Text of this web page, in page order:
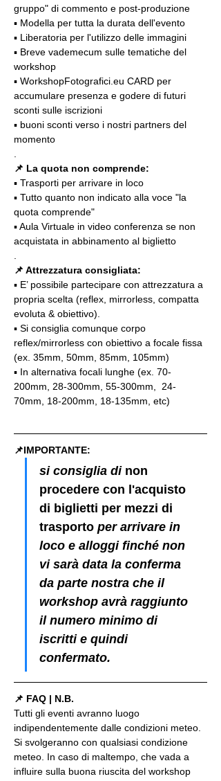
gruppo" di commento e post-produzione
▪️ Modella per tutta la durata dell'evento
▪️ Liberatoria per l'utilizzo delle immagini
▪️ Breve vademecum sulle tematiche del
workshop
▪️ WorkshopFotografici.eu CARD per
accumulare presenza e godere di futuri
sconti sulle iscrizioni
▪️ buoni sconti verso i nostri partners del
momento
📌 La quota non comprende:
▪️ Trasporti per arrivare in loco
▪️ Tutto quanto non indicato alla voce "la
quota comprende"
▪️ Aula Virtuale in video conferenza se non
acquistata in abbinamento al biglietto
📌 Attrezzatura consigliata:
▪️ E’ possibile partecipare con attrezzatura a
propria scelta (reflex, mirrorless, compatta
evoluta & obiettivo).
▪️ Si consiglia comunque corpo
reflex/mirrorless con obiettivo a focale fissa
(ex. 35mm, 50mm, 85mm, 105mm)
▪️ In alternativa focali lunghe (ex. 70-
200mm, 28-300mm, 55-300mm,  24-
70mm, 18-200mm, 18-135mm, etc)
📌IMPORTANTE:
si consiglia di non
procedere con l'acquisto
di biglietti per mezzi di
trasporto per arrivare in
loco e alloggi finché non
vi sarà data la conferma
da parte nostra che il
workshop avrà raggiunto
il numero minimo di
iscritti e quindi
confermato.
📌 FAQ | N.B.
Tutti gli eventi avranno luogo
indipendentemente dalle condizioni meteo.
Si svolgeranno con qualsiasi condizione
meteo. In caso di maltempo, che vada a
influire sulla buona riuscita del workshop